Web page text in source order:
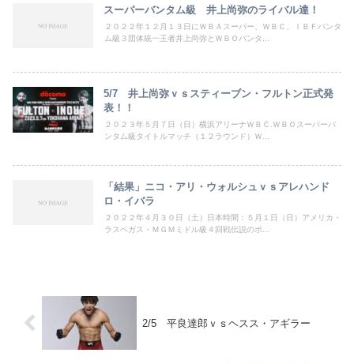
スーパーバンタム級 井上尚弥のライバル達！
２０２２年１２月１３日にＷＢＡスーパー、ＷＢＣ、ＩＢＦバンタ
ム級３団体統一王者井上尚弥とＷＢＯバンタ...
5/7 井上尚弥ｖｓスティーブン・フルトン正式発
表！！
２０２３年５月７日（日）横浜アリーナＷＢＣ.ＷＢＯスーパーバ
ンタム級タイトルマッチ（１２ラウンド）Ｗ...
「結果」ニコ・アリ・ウォルシュｖｓアレハンド
ロ・イバラ
２０２２年４月３０日（土）日本時間：５月１日（日）アメリカ・
ラスベガス・ＭＧＭミドル級４回戦伝説のボ...
2/5 平良達郎ｖｓヘスス・アギラー